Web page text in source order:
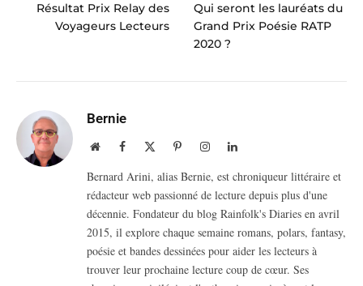
Résultat Prix Relay des
Voyageurs Lecteurs
Qui seront les lauréats du
Grand Prix Poésie RATP
2020 ?
Bernie
WebsiteFacebook PinterestInstagramLinkedIn
Bernard Arini, alias Bernie, est chroniqueur littéraire et
rédacteur web passionné de lecture depuis plus d'une
décennie. Fondateur du blog Rainfolk's Diaries en avril
2015, il explore chaque semaine romans, polars, fantasy,
poésie et bandes dessinées pour aider les lecteurs à
trouver leur prochaine lecture coup de cœur. Ses